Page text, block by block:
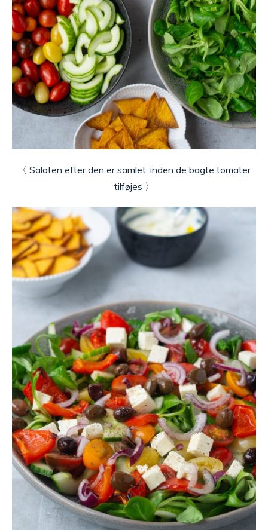
〈 Salaten efter den er samlet, inden de bagte tomater
tilføjes 〉